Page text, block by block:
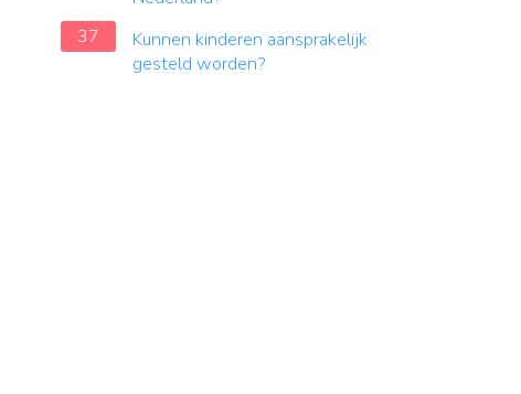
37
Kunnen kinderen aansprakelijk
gesteld worden?